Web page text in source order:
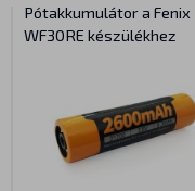
Pótakkumulátor a Fenix
WF30RE készülékhez